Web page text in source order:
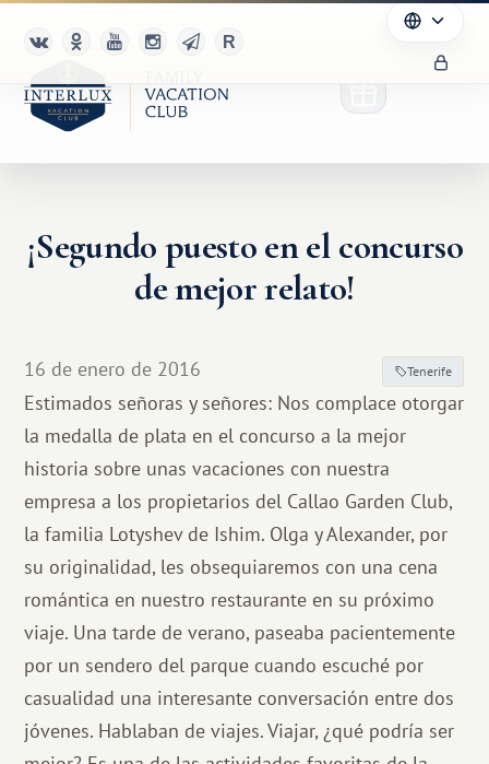
¡Segundo puesto en el concurso
de mejor relato!
16 de enero de 2016 Tenerife
Estimados señoras y señores: Nos complace otorgar
la medalla de plata en el concurso a la mejor
historia sobre unas vacaciones con nuestra
empresa a los propietarios del Callao Garden Club,
la familia Lotyshev de Ishim. Olga y Alexander, por
su originalidad, les obsequiaremos con una cena
romántica en nuestro restaurante en su próximo
viaje. Una tarde de verano, paseaba pacientemente
por un sendero del parque cuando escuché por
casualidad una interesante conversación entre dos
jóvenes. Hablaban de viajes. Viajar, ¿qué podría ser